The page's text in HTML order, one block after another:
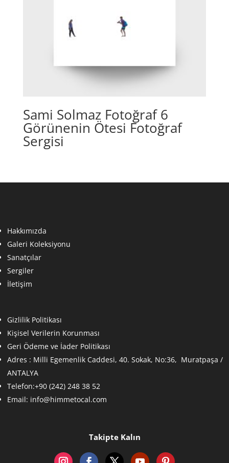
Sami Solmaz Fotoğraf 6
Görünenin Ötesi Fotoğraf
Sergisi
Hakkımızda
Galeri Koleksiyonu
Sanatçılar
Sergiler
İletişim
Gizlilik Politikası
Kişisel Verilerin Korunması
Geri Ödeme ve İader Politikası
Adres : Milli Egemenlik Caddesi, 40. Sokak, No:36, Muratpaşa /
ANTALYA
Telefon:+90 (242) 248 38 52
Email: info@himmetocal.com
Takipte Kalın